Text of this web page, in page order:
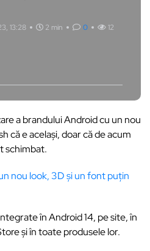
13:28 2 min 0 12
a brandului Android cu un nou
că e același, doar că de acum
schimbat.
în Android 14, pe site, în
și în toate produsele lor.